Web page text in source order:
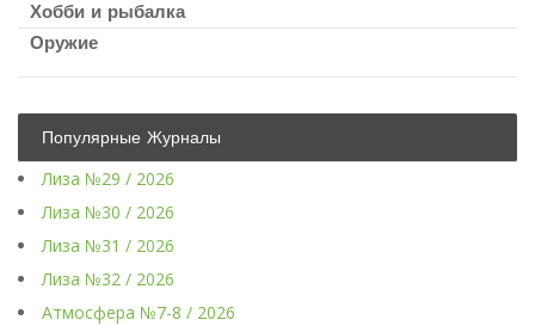
Хобби и рыбалка
Оружие
Популярные Журналы
Лиза №29 / 2026
Лиза №30 / 2026
Лиза №31 / 2026
Лиза №32 / 2026
Атмосфера №7-8 / 2026